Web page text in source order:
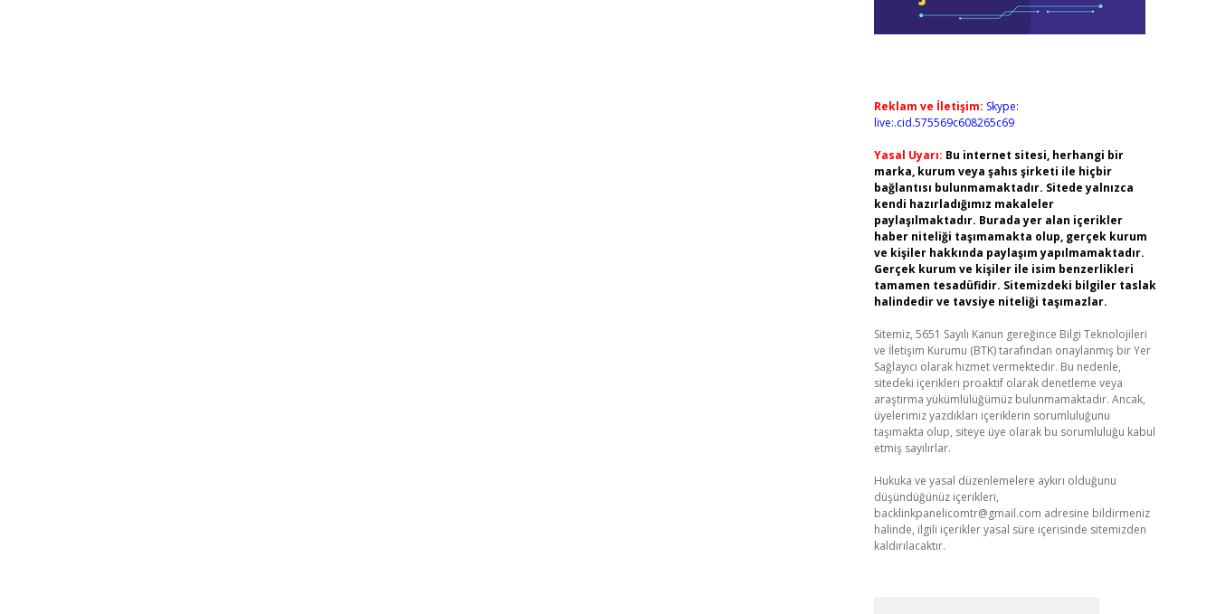
Reklam ve İletişim: Skype:
live:.cid.575569c608265c69
Yasal Uyarı: Bu internet sitesi, herhangi bir
marka, kurum veya şahıs şirketi ile hiçbir
bağlantısı bulunmamaktadır. Sitede yalnızca
kendi hazırladığımız makaleler
paylaşılmaktadır. Burada yer alan içerikler
haber niteliği taşımamakta olup, gerçek kurum
ve kişiler hakkında paylaşım yapılmamaktadır.
Gerçek kurum ve kişiler ile isim benzerlikleri
tamamen tesadüfidir. Sitemizdeki bilgiler taslak
halindedir ve tavsiye niteliği taşımazlar.
Sitemiz, 5651 Sayılı Kanun gereğince Bilgi Teknolojileri
ve İletişim Kurumu (BTK) tarafından onaylanmış bir Yer
Sağlayıcı olarak hizmet vermektedir. Bu nedenle,
sitedeki içerikleri proaktif olarak denetleme veya
araştırma yükümlülüğümüz bulunmamaktadır. Ancak,
üyelerimiz yazdıkları içeriklerin sorumluluğunu
taşımakta olup, siteye üye olarak bu sorumluluğu kabul
etmiş sayılırlar.
Hukuka ve yasal düzenlemelere aykırı olduğunu
düşündüğünüz içerikleri,
backlinkpanelicomtr@gmail.com adresine bildirmeniz
halinde, ilgili içerikler yasal süre içerisinde sitemizden
kaldırılacaktır.